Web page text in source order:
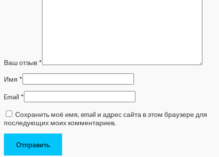
Ваш отзыв *
Имя *
Email *
Сохранить моё имя, email и адрес сайта в этом браузере для
последующих моих комментариев.